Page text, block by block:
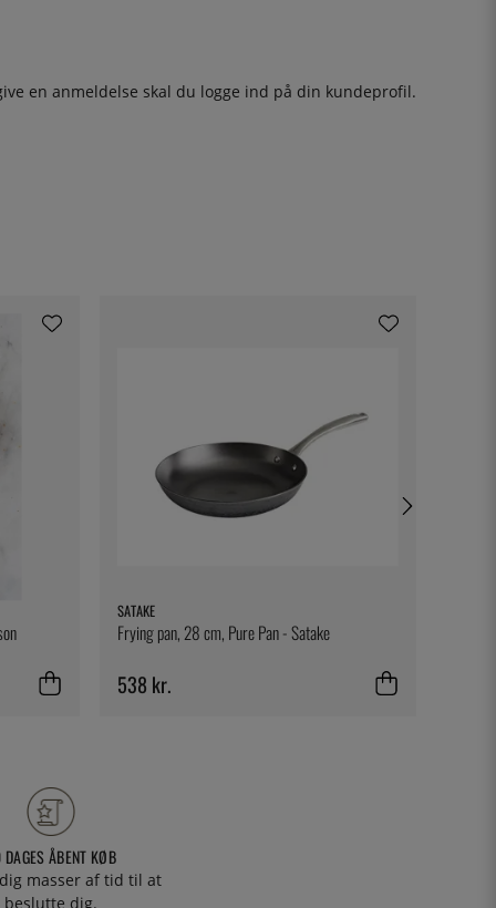
en anmeldelse skal du logge ind på din kundeprofil.
SATAKE
Frying pan, 28 cm, Pure Pan - Satake
538 kr.
ÅBENT KØB
masser af tid til at
beslutte dig.